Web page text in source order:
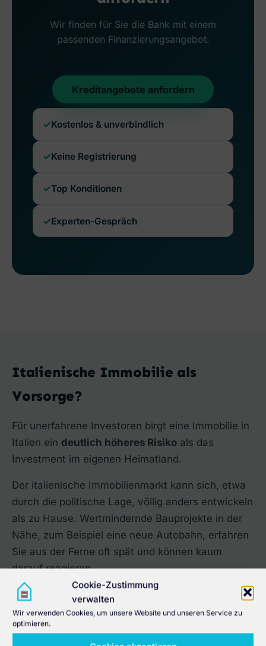
Cookie-Zustimmung
verwalten
Wir verwenden Cookies, um unsere Website und unseren Service zu
optimieren.
Wir finden für Sie die Bank mit einem
passenden Finanzierungsangebot.
Kreditangebote anfordern
Kostenlos & unverbindlich
Keine Registrierung
Top Konditionen
Experten-Gespräch
Italienische Immobilie als
Vorsorge?
Für unerfahrene Investoren birgt eine Immobilie in
Italien ein deutlich höheres Risiko als das
Investment im eigenen Heimatland.
Der italienische Immobilienmarkt kann sich, etwa
durch die politische Lage, völlig anders entwickeln
als zu Hause. Wertmindernde Bauprojekte in der
Nähe, zum Beispiel eine neue Autobahn, erfahren
Sie aus der Ferne oft spät und können kaum
darauf reagieren.